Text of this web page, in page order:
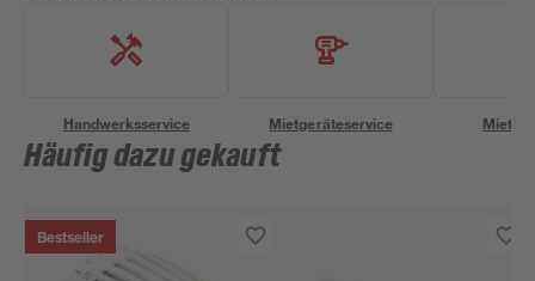
Handwerksservice Mietgeräteservice
Häufig dazu gekauft
Bestseller